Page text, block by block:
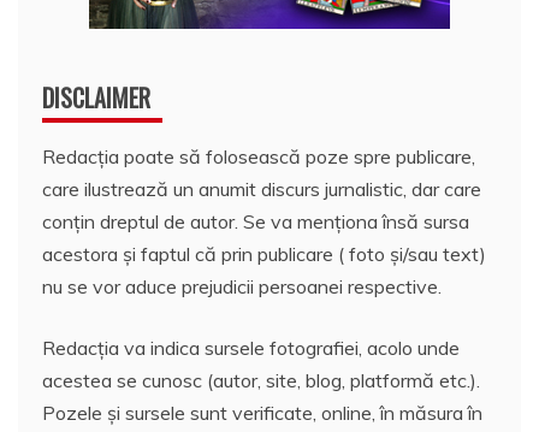
DISCLAIMER
Redacția poate să folosească poze spre publicare,
care ilustrează un anumit discurs jurnalistic, dar care
conțin dreptul de autor. Se va menționa însă sursa
acestora și faptul că prin publicare ( foto și/sau text)
nu se vor aduce prejudicii persoanei respective.
Redacția va indica sursele fotografiei, acolo unde
acestea se cunosc (autor, site, blog, platformă etc.).
Pozele și sursele sunt verificate, online, în măsura în